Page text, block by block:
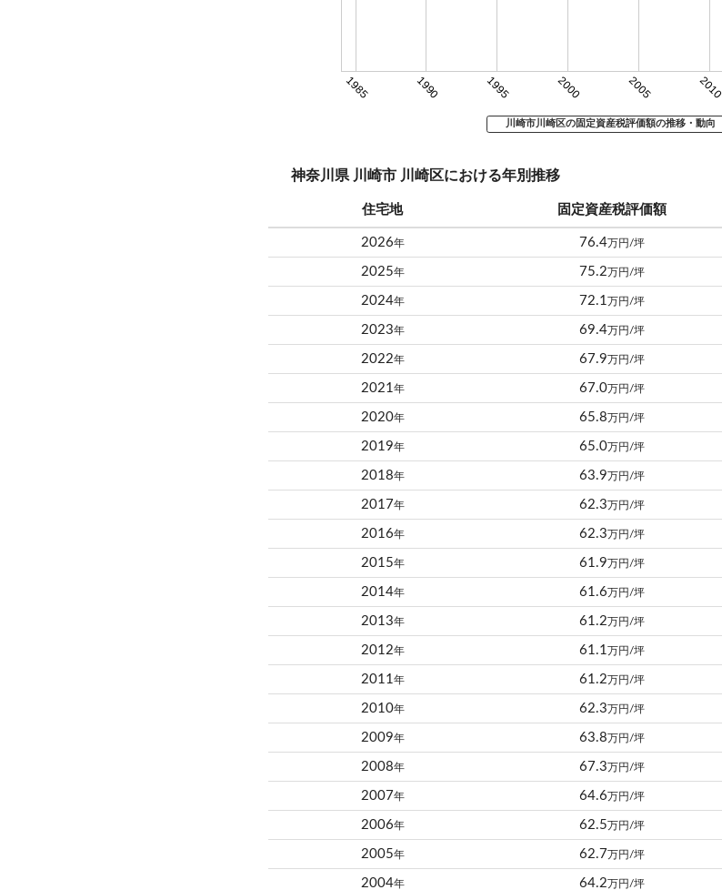
1985 1990 1995 2000 2005 2010
川崎市川崎区の固定資産税評価額の推移・動向
神奈川県 川崎市 川崎区における年別推移
住宅地 固定資産税評価額
2026年 76.4万円/坪
2025年 75.2 万円/坪
2024年 72.1 万円/坪
2023年 69.4万円/坪
2022年 67.9 万円/坪
2021年 67.0万円/坪
2020年 65.8 万円/坪
2019年 65.0万円/坪
2018年 63.9 万円/坪
2017年 62.3 万円/坪
2016年 62.3 万円/坪
2015年 61.9 万円/坪
2014年 61.6 万円/坪
2013年 61.2 万円/坪
2012年 61.1 万円/坪
2011年 61.2 万円/坪
2010年 62.3 万円/坪
2009年 63.8 万円/坪
2008年 67.3 万円/坪
2007年 64.6 万円/坪
2006年 62.5 万円/坪
2005年 62.7 万円/坪
2004年 64.2 万円/坪